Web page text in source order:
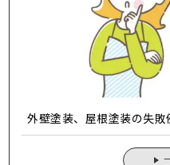
外壁塗装、屋根塗装の失